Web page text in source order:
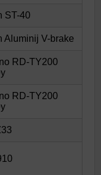
ST-40
Aluminij V-brake
RD-TY200
RD-TY200